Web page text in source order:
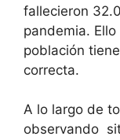
fallecieron
pandemia.
población
correcta.
A lo largo de
observando